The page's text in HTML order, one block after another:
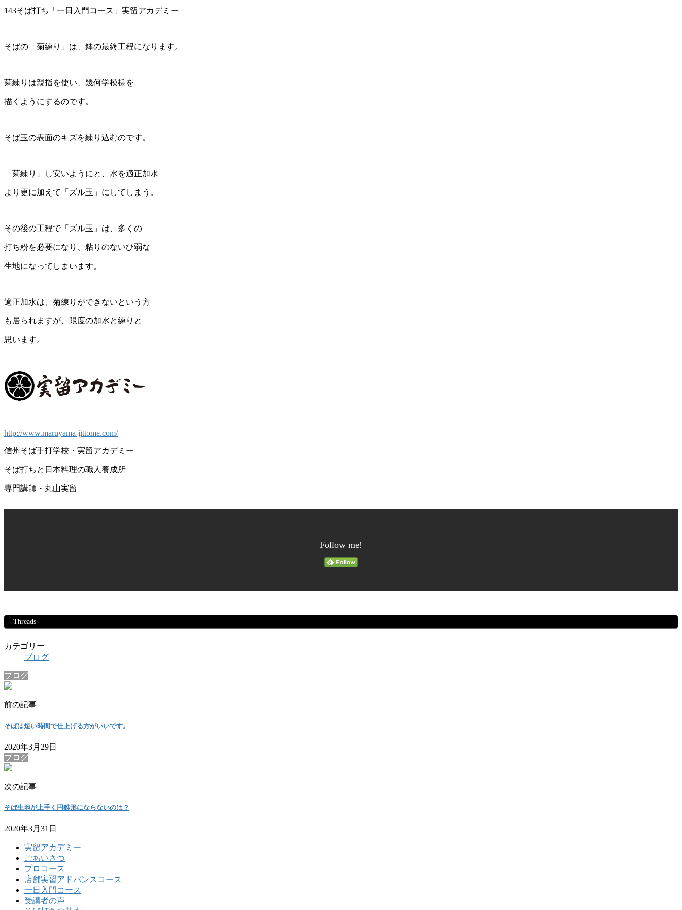
143そば打ち「一日入門コース」実留アカデミー
そばの「菊練り」は、鉢の最終工程になります。
菊練りは親指を使い、幾何学模様を
描くようにするのです。
そば玉の表面のキズを練り込むのです。
「菊練り」し安いようにと、水を適正加水
より更に加えて「ズル玉」にしてしまう。
その後の工程で「ズル玉」は、多くの
打ち粉を必要になり、粘りのないひ弱な
生地になってしまいます。
適正加水は、菊練りができないという方
も居られますが、限度の加水と練りと
思います。
http://www.maruyama-jittome.com/
信州そば手打学校・実留アカデミー
そば打ちと日本料理の職人養成所
専門講師・丸山実留
Follow me!
Threads
カテゴリー
ブログ
ブログ
前の記事
そばは短い時間で仕上げる方がいいです。
2020年3月29日
ブログ
次の記事
そば生地が上手く円錐形にならないのは？
2020年3月31日
実留アカデミー
ごあいさつ
プロコース
店舗実習アドバンスコース
一日入門コース
受講者の声